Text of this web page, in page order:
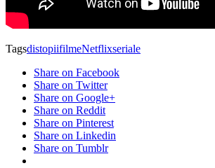
TagsdistopiifilmeNetflixseriale
Share on Facebook
Share on Twitter
Share on Google+
Share on Reddit
Share on Pinterest
Share on Linkedin
Share on Tumblr